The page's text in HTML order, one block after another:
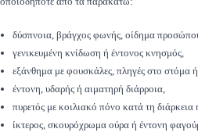
δύσπνοια, βράγχος φωνής, οίδημα
γενικευμένη κνίδωση ή έντονος κνησμός,
εξάνθημα με φουσκάλες, πληγές στο στόμα
έντονη, υδαρής ή αιματηρή διάρροια,
πυρετός με κοιλιακό πόνο κατά τη
ίκτερος, σκουρόχρωμα ούρα ή έντονη